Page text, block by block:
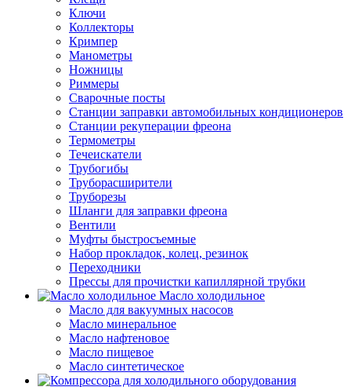
Ключи
Коллекторы
Кримпер
Манометры
Ножницы
Риммеры
Сварочные посты
Станции заправки автомобильных кондиционеров
Станции рекуперации фреона
Термометры
Течеискатели
Трубогибы
Труборасширители
Труборезы
Шланги для заправки фреона
Вентили
Муфты быстросъемные
Набор прокладок, колец, резинок
Переходники
Прессы для прочистки капиллярной трубки
Масло холодильное
Масло для вакуумных насосов
Масло минеральное
Масло нафтеновое
Масло пищевое
Масло синтетическое